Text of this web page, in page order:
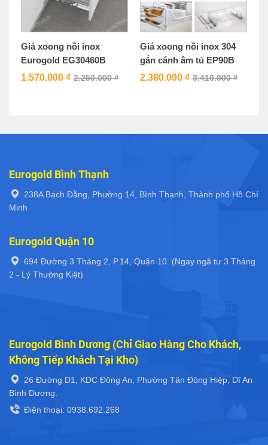
Giá xoong nồi inox
Eurogold EG30460B
1.570.000 ₫ 2.250.000₫
Giá xoong nồi inox 304
gắn cánh âm tủ EP90B
2.380.000 ₫ 3.410.000₫
Eurogold Bình Thạnh
238A Bạch Đằng, Phường 14, Bình Thạnh, Thành phố Hồ Chí
Minh
Eurogold Quận 10
694 Đường 3 Tháng 2, P.14, Quận 10. (Ngay ngã tư 3 Tháng
2 - Lý Thường Kiệt)
Eurogold Bình Dương (Chỉ Giao Hàng Cho Khách,
Không Tiếp Khách Tại Kho)
26 Đường D1, KDC Đông An, Phường Tân Đông Hiệp, Dĩ An
Bình Dương.
Điện thoại: 0938.692.268